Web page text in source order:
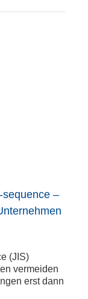
–
(JIS)
vermeiden
erst dann